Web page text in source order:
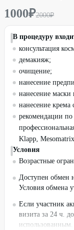
1000₽2000₽
В процедуру
консультация
демакияж;
очищение;
нанесение
нанесение
нанесение крема
рекомендации
Klapp,
Условия
Возрастные
Доступен обмен
Условия обмена
Если участник
визита за 24 ч.
использованным.